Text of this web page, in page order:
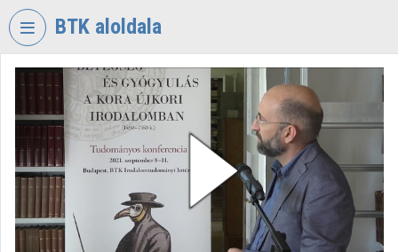
Skip header
BTK aloldala
TORIUM
RESEARCH
CENTRE
FOR
THE
HUMANTITIES
Organization home